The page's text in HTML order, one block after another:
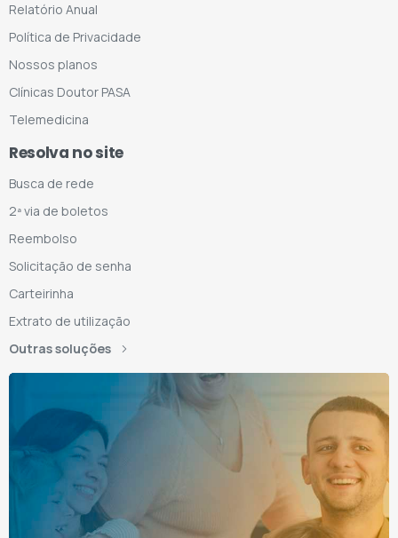
Relatório Anual
Política de Privacidade
Nossos planos
Clínicas Doutor PASA
Telemedicina
Resolva no site
Busca de rede
2ª via de boletos
Reembolso
Solicitação de senha
Carteirinha
Extrato de utilização
Outras soluções